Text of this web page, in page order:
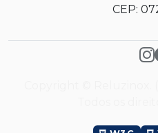
CEP:
Copyright © Reluzinox.